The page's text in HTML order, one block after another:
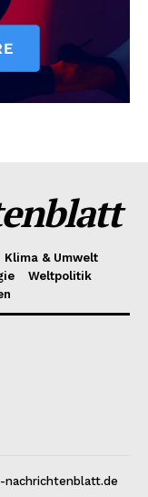
Klima & Umwelt
Weltpolitik
nachrichtenblatt.de